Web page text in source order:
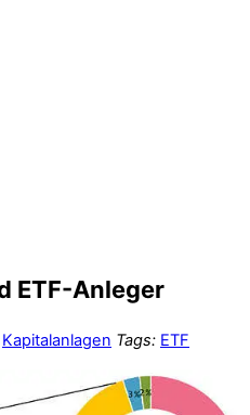
ETF-Anleger
Kapitalanlagen Tags: ETF